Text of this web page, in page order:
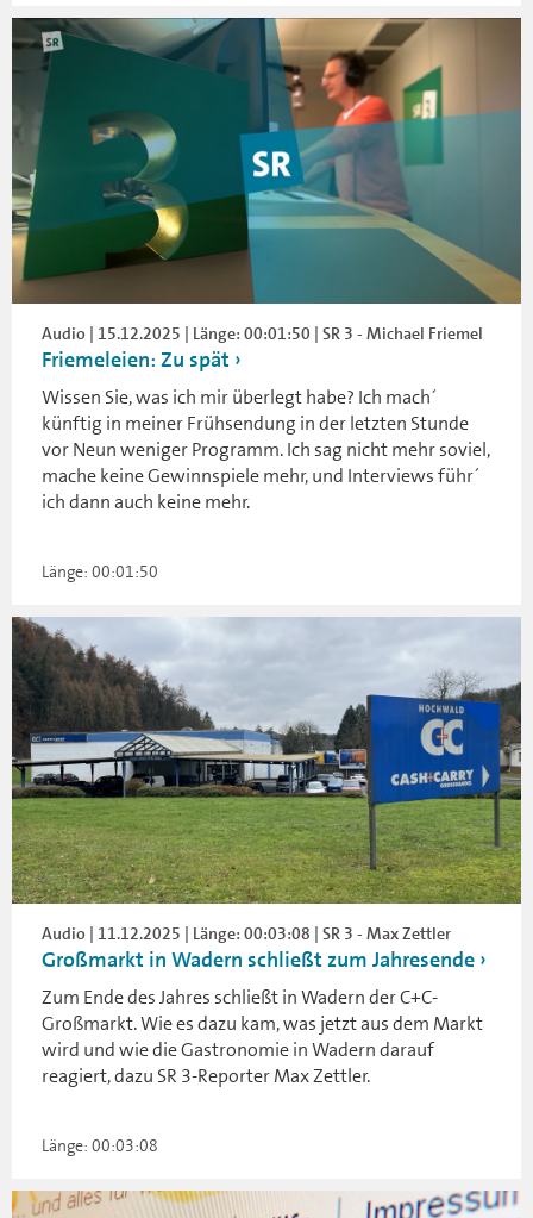
Audio | 15.12.2025 | Länge: 00:01:50 | SR 3 - Michael Friemel
Friemeleien: Zu spät
Wissen Sie, was ich mir überlegt habe? Ich mach´
künftig in meiner Frühsendung in der letzten Stunde
vor Neun weniger Programm. Ich sag nicht mehr soviel,
mache keine Gewinnspiele mehr, und Interviews führ´
ich dann auch keine mehr.
Länge: 00:01:50
Audio | 11.12.2025 | Länge: 00:03:08 | SR 3 - Max Zettler
Großmarkt in Wadern schließt zum Jahresende
Zum Ende des Jahres schließt in Wadern der C+C-
Großmarkt. Wie es dazu kam, was jetzt aus dem Markt
wird und wie die Gastronomie in Wadern darauf
reagiert, dazu SR 3-Reporter Max Zettler.
Länge: 00:03:08